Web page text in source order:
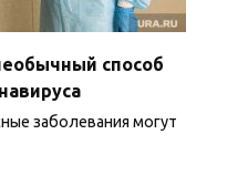
способ
заболевания могут